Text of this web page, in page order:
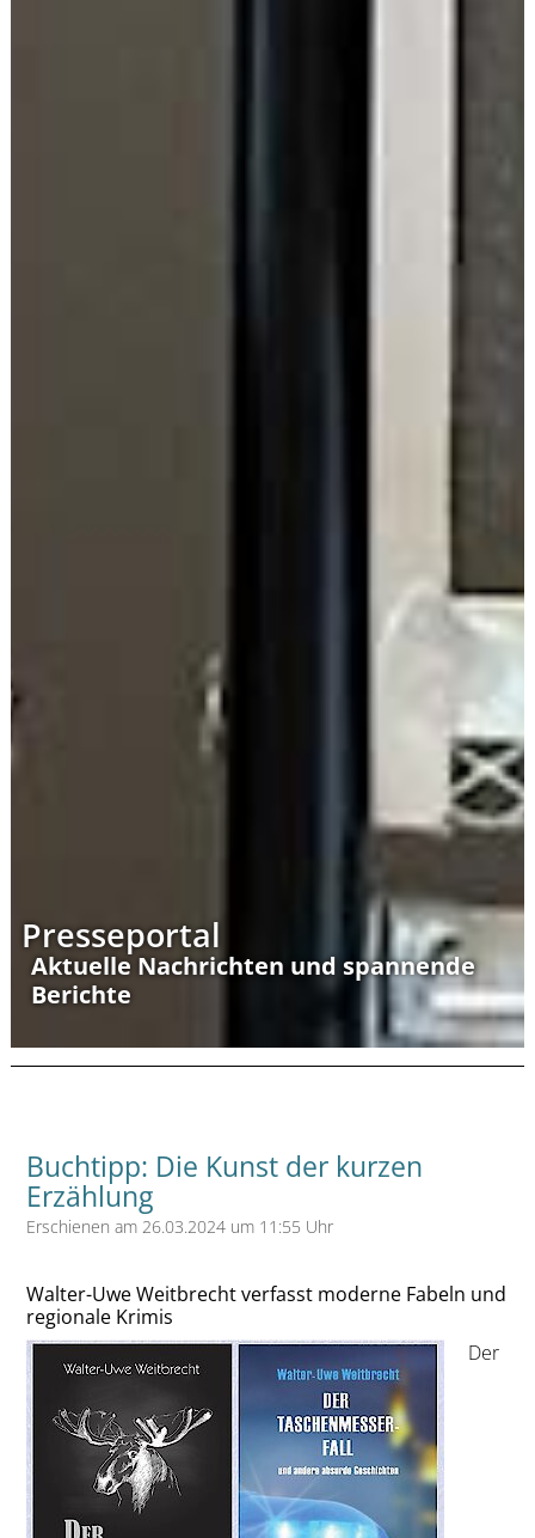
Presseportal
Aktuelle Nachrichten und spannende
Berichte
Buchtipp: Die Kunst der kurzen
Erzählung
Erschienen am 26.03.2024 um 11:55 Uhr
Walter-Uwe Weitbrecht verfasst moderne Fabeln und
regionale Krimis
Der